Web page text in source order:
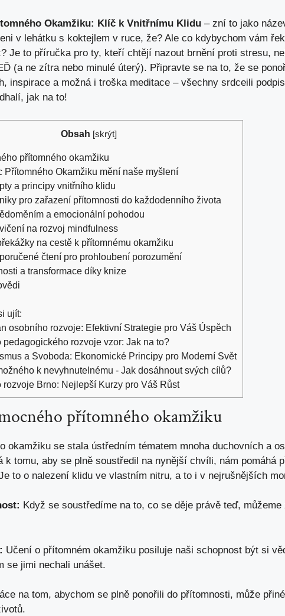
Okamžiku: Klíč k Vnitřnímu Klidu – zní to jako
v lehátku s koktejlem v ruce, že? Ale co kdybychom vám
Je to příručka pro ty, kteří chtějí nazout brnění proti stresu,
(a ne zítra nebo minulé úterý). Připravte se na to, že se
inspirace a možná i troška meditace – všechny srdceili
jak nato!
Obsah [skrýt]
přítomného okamžiku
Přítomného Okamžiku mění naše myšlení
a principy vnitřního klidu
pro zařazení přítomnosti do každodenního života
a emocionální pohodou
na rozvoj mindfulness
na cestě k přítomnému okamžiku
čtení pro prohloubení porozumění
a transformace díky knize
ujít:
osobního rozvoje: Efektivní Strategie pro Váš Úspěch
pedagogického rozvoje vzor: Jak na to?
a Svoboda: Ekonomické Principy pro Moderní Svět
k nevyhnutelnému - Jak dosáhnout svých cílů?
rozvoje Brno: Nejlepší Kurzy pro Váš Růst
přítomného okamžiku
okamžiku se stala ústředním tématem mnoha duchovních a
k tomu, aby se plně soustředil na nynější chvíli, nám pomáhá
to o nalezení klidu ve vlastním nitru, a to i v nejrušnějších
Když se soustředíme na to, co se děje právě teď,
Učení o přítomném okamžiku posiluje naši schopnost být si
se jimi nechali unášet.
na tom, abychom se plně ponořili do přítomnosti, může